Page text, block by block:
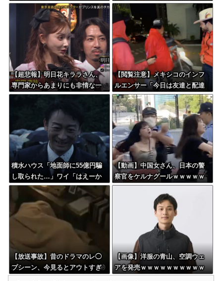
ｗｗｗｗｗ
【超悲報】明日花キララさん、
専門家からあまりにも非情な一
言を告げられる
【閲覧注意】メキシコのインフ
ルエンサー「今日は友達と配達
員のアルバイトを体験してみる
よ！！」←結果・・・
積水ハウス「地面師に55億円騙
し取られた…」ワイ「はえーか
わいそう…会社滅茶苦茶やろな
ぁ」→
【動画】中国女さん、日本の警
察官をケルナグールｗｗｗｗｗ
ｗｗｗｗｗｗｗｗｗｗｗｗｗ
【放送事故】昔のドラマのレ◯
プシーン、今見るとアウトすぎ
【画像】洋服の青山、空調ウェ
アを発売ｗｗｗｗｗｗｗｗｗｗ